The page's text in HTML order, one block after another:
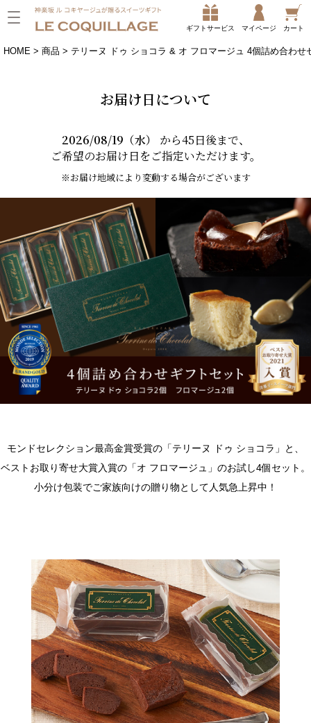
ギフトサービス マイページ カート
HOME 商品 テリーヌ ドゥ ショコラ & オ フロマージュ 4個詰め合わせ
お届け日について
2026/08/19（水）
から45日後まで、
ご希望のお届け日をご指定いただけます。
※お届け地域により変動する場合がございます
モンドセレクション最高金賞受賞の「テリーヌ ドゥ ショコラ」と、
ベストお取り寄せ大賞入賞の「オ フロマージュ」のお試し4個セット。
小分け包装でご家族向けの贈り物として人気急上昇中！